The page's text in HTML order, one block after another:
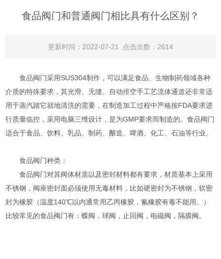
食品阀门和普通阀门相比具有什么区别？
更新时间：2022-07-21 点击次数：2614
食品阀门采用SUS304制作，可以满足食品、生物制药领域各种
介质的特殊要求，其光滑、无缝、自动排空手工艺流体通道还非常适
用于蒸汽踏它就地清洗的需要，在制造加工过程中严格按FDA要求进
行质量临控，采用电脑三维设计，是为GMP要求而制造的。食品阀门
适合于食品、饮料、乳品、制药、酿造、啤酒、化工、石油等行业。
食品阀门种类：
食品阀门对其阀体材质以及密封材料都有要求，材质基本上采用
不锈钢，阀座密封面必须使用无毒材料，比如硬密封为不锈钢，软密
封为橡胶（温度140℃以内通常用乙丙橡胶，氟橡胶有毒不能用。）
比较常见的食品阀门有：蝶阀，球阀，止回阀，电磁阀，隔膜阀。